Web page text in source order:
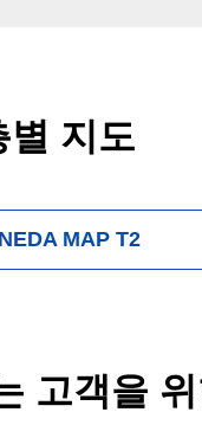
별 지도
MAP T2
고객을